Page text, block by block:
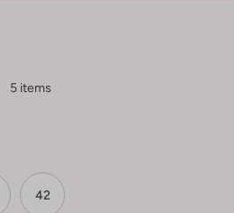
5 items
42